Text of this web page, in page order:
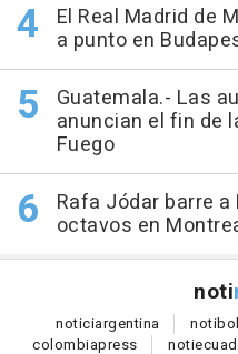
El Real Madrid de
a punto en
Guatemala.- Las
anuncian el fin de
Fuego
Rafa Jódar barre
octavos en
noti
noticiargentina noti
colombiapress noti